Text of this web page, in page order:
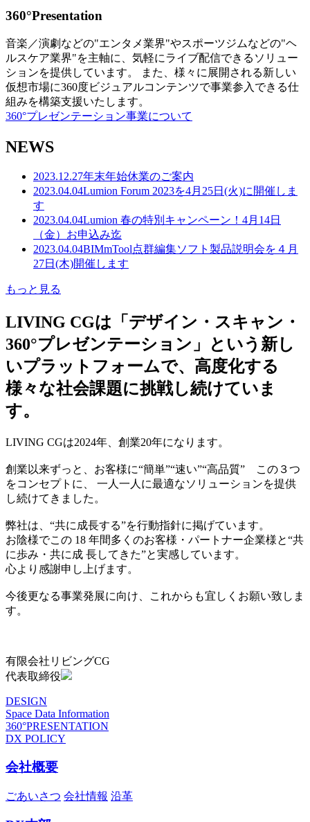
360°Presentation
音楽／演劇などの"エンタメ業界"やスポーツジムなどの"ヘ
ルスケア業界"を主軸に、気軽にライブ配信できるソリュー
ションを提供しています。 また、様々に展開される新しい
仮想市場に360度ビジュアルコンテンツで事業参入できる仕
組みを構築支援いたします。
360°プレゼンテーション事業について
NEWS
2023.12.27年末年始休業のご案内
2023.04.04Lumion Forum 2023を4月25日(火)に開催しま
す
2023.04.04Lumion 春の特別キャンペーン！4月14日
（金）お申込み迄
2023.04.04BIMmTool点群編集ソフト製品説明会を４月
27日(木)開催します
もっと見る
LIVING CGは「デザイン・スキャン・
360°プレゼンテーション」という新し
いプラットフォームで、高度化する
様々な社会課題に挑戦し続けていま
す。
LIVING CGは2024年、創業20年になります。
創業以来ずっと、お客様に“簡単”“速い”“高品質” この３つ
をコンセプトに、 一人一人に最適なソリューションを提供
し続けてきました。
弊社は、“共に成長する”を行動指針に掲げています。
お陰様でこの 18 年間多くのお客様・パートナー企業様と“共
に歩み・共に成 長してきた”と実感しています。
心より感謝申し上げます。
今後更なる事業発展に向け、これからも宜しくお願い致しま
す。
有限会社リビングCG
代表取締役
DESIGN
Space Data Information
360°PRESENTATION
DX POLICY
会社概要
ごあいさつ 会社情報 沿革